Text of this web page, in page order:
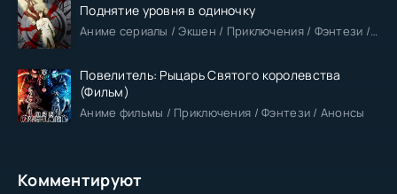
Поднятие уровня в одиночку
Аниме сериалы / Экшен / Приключения / Фэнтези / Анонсы
Повелитель: Рыцарь Святого королевства
(Фильм)
Аниме фильмы / Приключения / Фэнтези / Анонсы
Комментируют